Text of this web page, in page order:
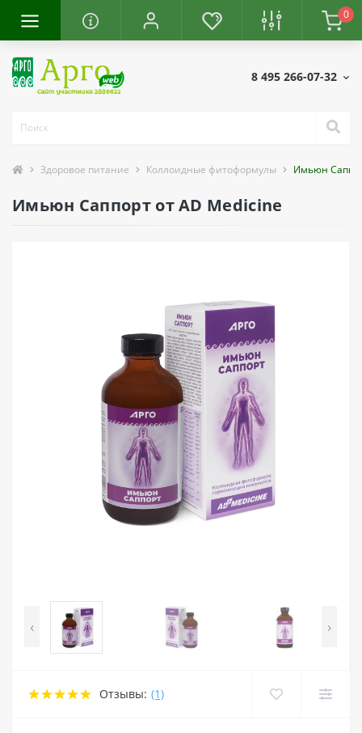
0
8 495 266-07-32
Здоровое питание Коллоидные фитоформулы Имьюн
Имьюн Саппорт от AD Medicine
‹ ›
Отзывы: (1)